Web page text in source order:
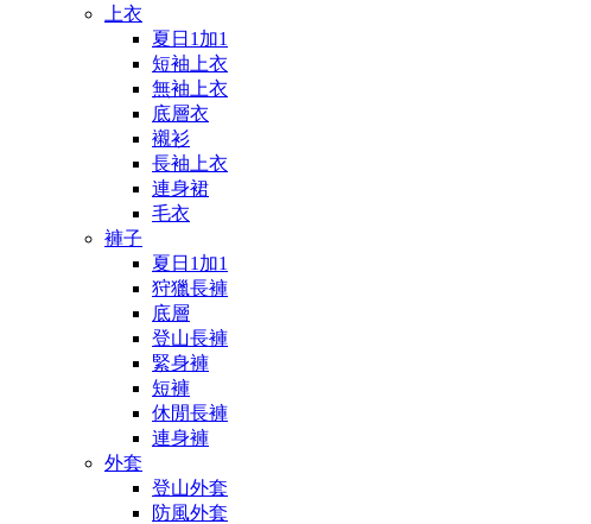
上衣
夏日1加1
短袖上衣
無袖上衣
底層衣
襯衫
長袖上衣
連身裙
毛衣
褲子
夏日1加1
狩獵長褲
底層
登山長褲
緊身褲
短褲
休閒長褲
連身褲
外套
登山外套
防風外套